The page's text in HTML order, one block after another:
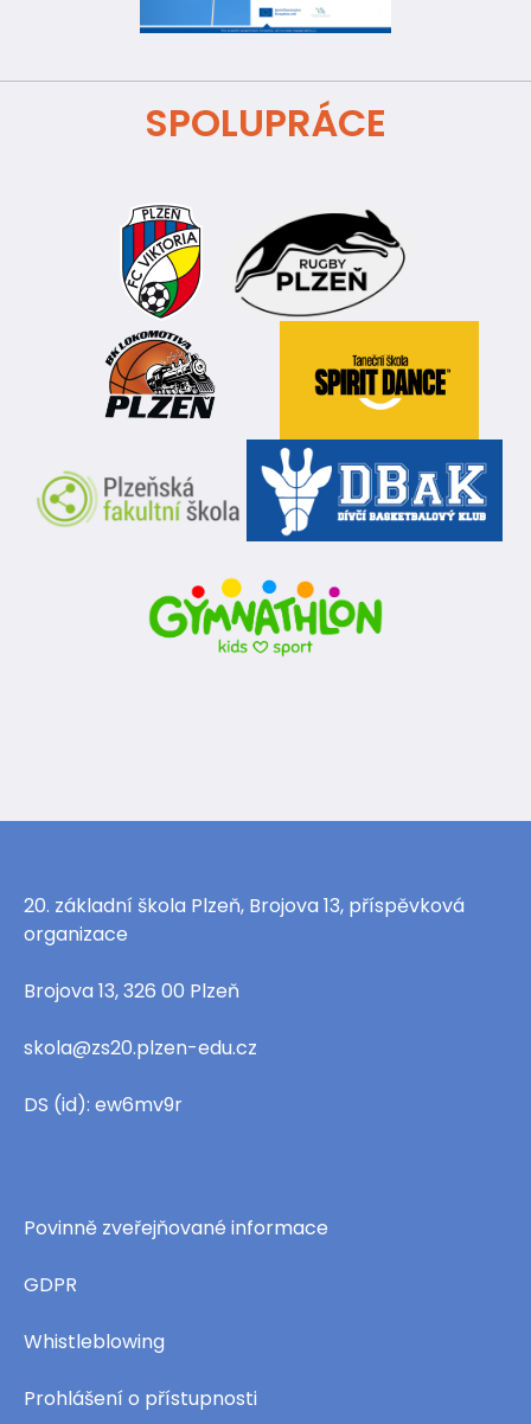
SPOLUPRÁCE
20. základní škola Plzeň, Brojova 13, příspěvková
organizace
Brojova 13, 326 00 Plzeň
skola@zs20.plzen-edu.cz
DS (id): ew6mv9r
Povinně zveřejňované informace
GDPR
Whistleblowing
Prohlášení o přístupnosti